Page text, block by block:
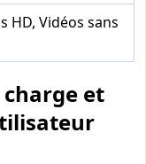
HD, Vidéos sans
charge et